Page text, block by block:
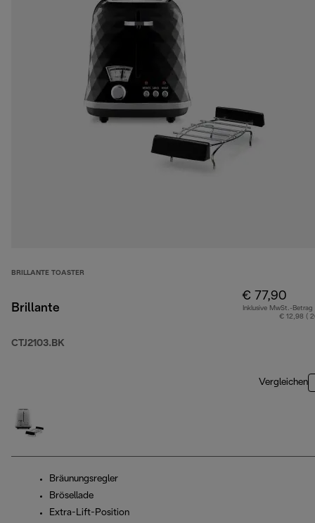
BRILLANTE TOASTER
Brillante
CTJ2103.BK
€ 77,90
Inklusive MwSt.-Betrag
€ 12,98 (
Vergleichen
Bräunungsregler
Brösellade
Extra-Lift-Position